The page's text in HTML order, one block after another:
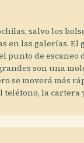
salvo los
en las galerías. El
punto de escaneo
son una
se moverá más
teléfono, la cartera